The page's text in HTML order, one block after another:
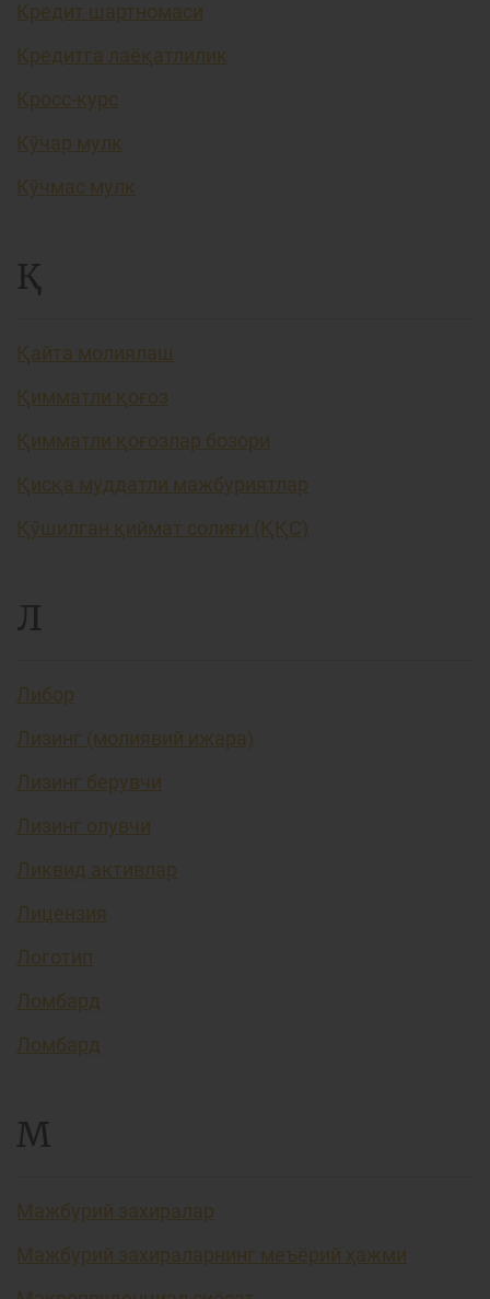
Кредит шартномаси
Кредитга лаёқатлилик
Кросс-курс
Кўчар мулк
Кўчмас мулк
Қ
Қайта молиялаш
Қимматли қоғоз
Қимматли қоғозлар бозори
Қисқа муддатли мажбуриятлар
Қўшилган қиймат солиғи (ҚҚС)
Л
Либор
Лизинг (молиявий ижара)
Лизинг берувчи
Лизинг олувчи
Ликвид активлар
Лицензия
Логотип
Ломбард
Ломбард
М
Мажбурий захиралар
Мажбурий захираларнинг меъёрий ҳажми